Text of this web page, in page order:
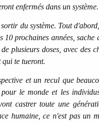
enfermés dans un
du système. Tout
prochaines années, sache
plusieurs doses, avec des
qui te tueront.
et un recul que
le monde et les
castrer toute une
humaine, ce n'est pas un